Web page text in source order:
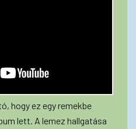
hogy ez egy remekbe
lett. A lemez hallgatása